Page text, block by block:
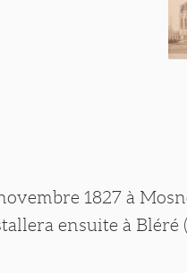
1827 à
ensuite à Bléré